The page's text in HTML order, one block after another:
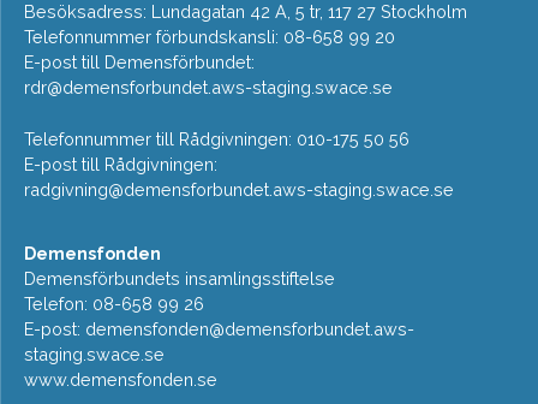
Besöksadress: Lundagatan 42 A, 5 tr, 117 27 Stockholm
Telefonnummer förbundskansli: 08-658 99 20
E-post till Demensförbundet:
rdr@demensforbundet.aws-staging.swace.se
Telefonnummer till Rådgivningen: 010-175 50 56
E-post till Rådgivningen:
radgivning@demensforbundet.aws-staging.swace.se
Demensfonden
Demensförbundets insamlingsstiftelse
Telefon: 08-658 99 26
E-post: demensfonden@demensforbundet.aws-
staging.swace.se
www.demensfonden.se